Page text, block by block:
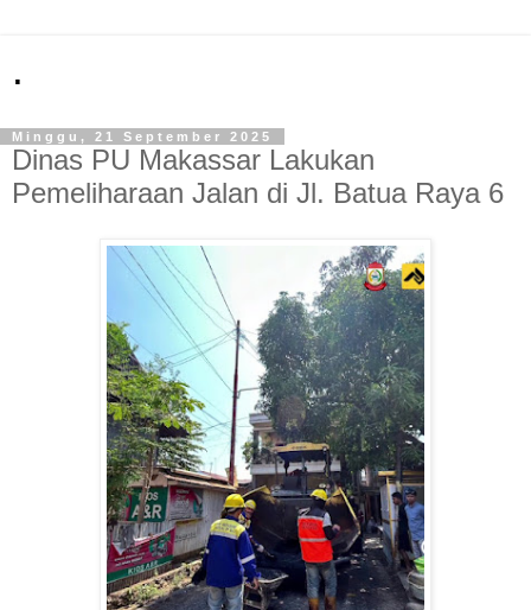
.
Minggu, 21 September 2025
Dinas PU Makassar Lakukan
Pemeliharaan Jalan di Jl. Batua Raya 6